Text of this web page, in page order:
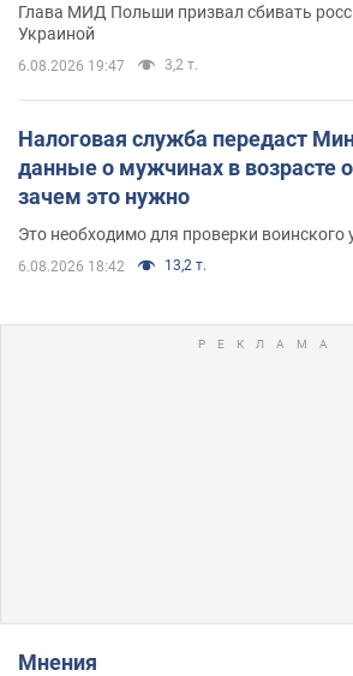
Глава МИД Польши призвал сбивать
Украиной
6.08.2026 19:47 3,2 т.
Налоговая служба передаст
данные о мужчинах в возрасте
зачем это нужно
Это необходимо для проверки воинского
6.08.2026 18:42 13,2 т.
Мнения